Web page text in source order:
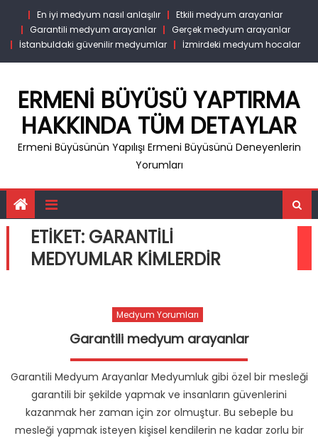
content
En iyi medyum nasıl anlaşılır
Etkili medyum arayanlar
Garantili medyum arayanlar
Gerçek medyum arayanlar
İstanbuldaki güvenilir medyumlar
İzmirdeki medyum hocalar
ERMENI BÜYÜSÜ YAPTIRMA
HAKKINDA TÜM DETAYLAR
Ermeni Büyüsünün Yapılışı Ermeni Büyüsünü Deneyenlerin
Yorumları
ETIKET: GARANTILI
MEDYUMLAR KIMLERDIR
Medyum Yorumları
Garantili medyum arayanlar
Garantili Medyum Arayanlar Medyumluk gibi özel bir mesleği
garantili bir şekilde yapmak ve insanların güvenlerini
kazanmak her zaman için zor olmuştur. Bu sebeple bu
mesleği yapmak isteyen kişisel kendilerin ne kadar zorlu bir